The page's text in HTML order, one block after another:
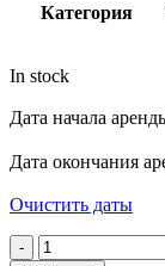
Категория
In stock
Дата начала
Дата окончания
Очистить даты
Настенный